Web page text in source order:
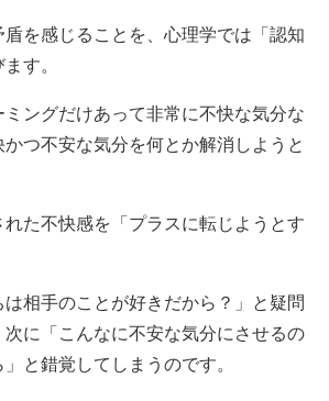
盾を感じることを、心理学では「認知
す。
ングだけあって非常に不快な気分な
つ不安な気分を何とか解消しようと
た不快感を「プラスに転じようとす
は相手のことが好きだから？」と疑問
に「こんなに不安な気分にさせるの
と錯覚してしまうのです。